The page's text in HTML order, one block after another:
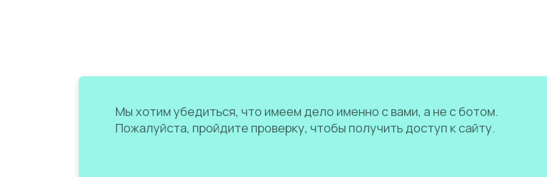
Мы хотим убедиться, что имеем дело именно с вами, а не с ботом.
Пожалуйста, пройдите проверку, чтобы получить доступ к сайту.